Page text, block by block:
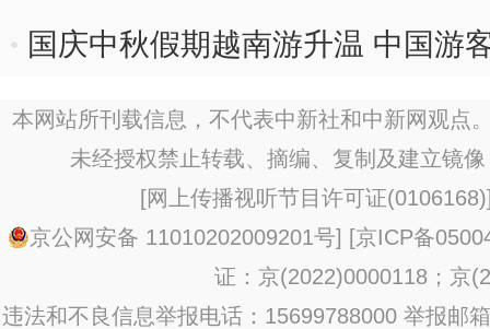
国庆中秋假期越南游升温 中国游
本网站所刊载信息，不代表中新社和中新网观点
未经授权禁止转载、摘编、复制及建立镜
[网上传播视听节目许可证(0106168)
京公网安备 11010202009201号] [京ICP备
证：京(2022)0000118；京
违法和不良信息举报电话：15699788000 举报邮